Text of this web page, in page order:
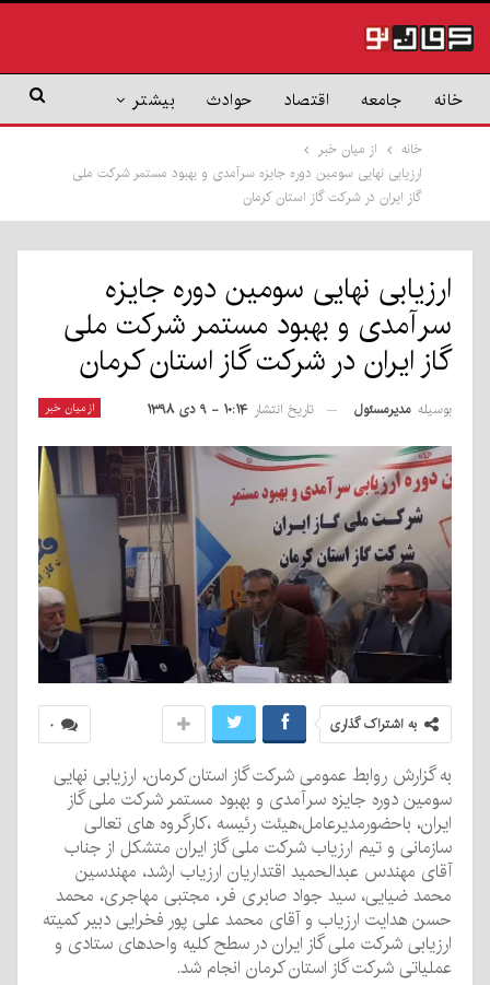
خانه جامعه اقتصاد حوادث بیشتر
خانه
از میان خبر
ارزیابی نهایی سومین دوره جایزه سرآمدی و بهبود مستمر شرکت ملی
گاز ایران در شرکت گاز استان کرمان
ارزیابی نهایی سومین دوره جایزه
سرآمدی و بهبود مستمر شرکت ملی
گاز ایران در شرکت گاز استان کرمان
از میان خبر بوسیله مدیرمسئول تاریخ انتشار ۱۰:۱۴ - ۹ دی ۱۳۹۸
۰ به اشتراک گذاری
به گزارش روابط عمومی شرکت گاز استان کرمان، ارزیابی نهایی
سومین دوره جایزه سرآمدی و بهبود مستمر شرکت ملی گاز
ایران، باحضورمدیرعامل،هیئت رئیسه ،کارگروه های تعالی
سازمانی و تیم ارزیاب شرکت ملی گاز ایران متشکل از جناب
آقای مهندس عبدالحمید اقتداریان ارزیاب ارشد، مهندسین
محمد ضیایی، سید جواد صابری فر، مجتبی مهاجری، محمد
حسن هدایت ارزیاب و آقای محمد علی پور فخرایی دبیر کمیته
ارزیابی شرکت ملی گاز ایران در سطح کلیه واحدهای ستادی و
عملیاتی شرکت گاز استان کرمان انجام شد.